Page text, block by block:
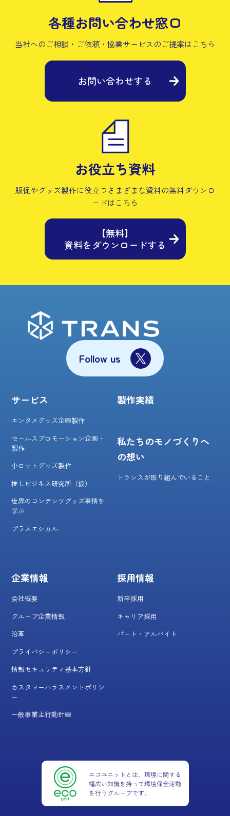
各種お問い合わせ窓口
当社へのご相談・ご依頼・協業サービスのご提案はこちら
お問い合わせする
お役立ち資料
販促やグッズ製作に役立つさまざまな資料の無料ダウンロ
ードはこちら
【無料】
資料をダウンロードする
Follow us
サービス
エンタメグッズ企画製作
セールスプロモーション企画・
製作
小ロットグッズ製作
推しビジネス研究所（仮）
世界のコンテンツグッズ事情を
学ぶ
プラスエシカル
製作実績
私たちのモノづくりへ
の想い
トランスが取り組んでいること
企業情報
会社概要
グループ企業情報
沿革
プライバシーポリシー
情報セキュリティ基本方針
カスタマーハラスメントポリシ
ー
一般事業主行動計画
採用情報
新卒採用
キャリア採用
パート・アルバイト